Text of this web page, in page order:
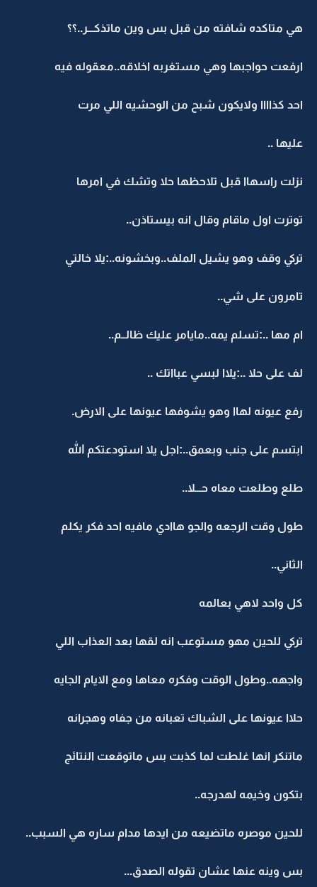
هي متاكده شافته من قبل بس وين ماتذكـــر..؟؟
ارفعت حواجبها وهي مستغربه اخلاقه..معقوله فيه
احد كذاااا ولايكون شبح من الوحشيه اللي مرت
عليها ..
نزلت راسهاا قبل تلاحظها حلا وتشك في امرها
توترت اول ماقام وقال انه بيستاذن..
تركي وقف وهو يشيل الملف..وبخشونه..:يلا خالتي
تامرون على شي..
ام مها ..:تسلم يمه..مايامر عليك ظالــم..
لف على حلا ..:يلاا لبسي عبااتك ..
رفع عيونه لهاا وهو يشوفها عيونها على الارض.
ابتسم على جنب وبعمق..:اجل يلا استودعتكم الله
طلع وطلعت معاه حـــلا..
طول وقت الرجعه والجو هاادي مافيه احد فكر يكلم
الثاني..
كل واحد لاهي بعالمه
تركي للحين مهو مستوعب انه لقها بعد العذاب اللي
واجهه..وطول الوقت وفكره معاها ومع الايام الجايه
حلاا عيونها على الشباك تعبانه من جفاه وهجرانه
ماتنكر انها غلطت لما كذبت بس ماتوقعت النتائج
بتكون وخيمه لهدرجه..
للحين موصره ماتضيعه من ايدها مدام ساره هي السبب..
بس وينه عنها عشان تقوله الصدق...